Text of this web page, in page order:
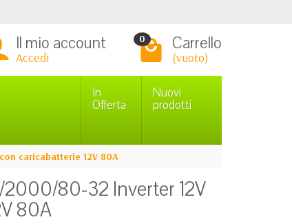
Il mio account
Accedi
0 Carrello
(vuoto)
In
Offerta
Nuovi
prodotti
caricabatterie 12V 80A
80-32 Inverter 12V
80A